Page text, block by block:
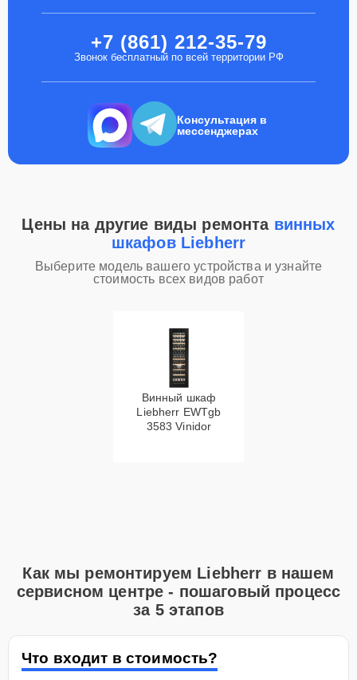
+7 (861) 212-35-79
Звонок бесплатный по всей территории РФ
Консультация в
мессенджерах
Цены на другие виды ремонта винных
шкафов Liebherr
Выберите модель вашего устройства и узнайте
стоимость всех видов работ
Винный шкаф
Liebherr EWTgb
3583 Vinidor
Как мы ремонтируем Liebherr в нашем
сервисном центре - пошаговый процесс
за 5 этапов
Что входит в стоимость?